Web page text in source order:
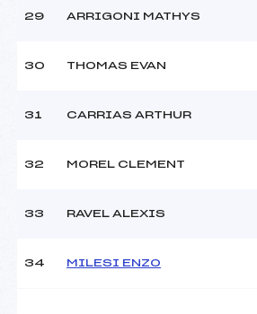
29 ARRIGONI MATHYS
30 THOMAS EVAN
31 CARRIAS ARTHUR
32 MOREL CLEMENT
33 RAVEL ALEXIS
34 MILESI ENZO